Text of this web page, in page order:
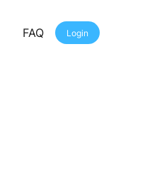
FAQ Login